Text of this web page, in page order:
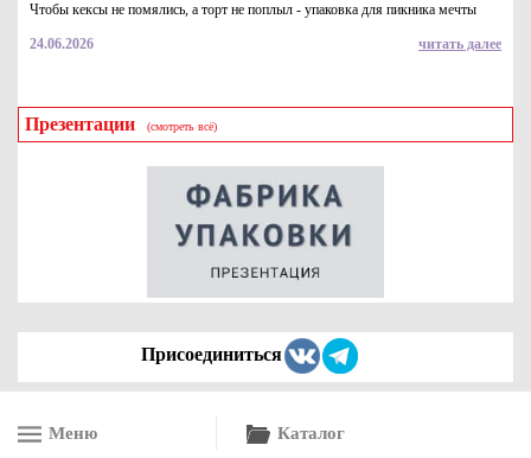
Гофрокороб 600*400*400 (96 л) 4-х клапанный бур/бур
Гофрированная коробка 425*330*120 самосборная из 3-х
Чтобы кексы не помялись, а торт не поплыл - упаковка для пикника мечты
24.06.2026 читать далее
Презентации (смотреть всё)
Присоединиться
Меню Каталог